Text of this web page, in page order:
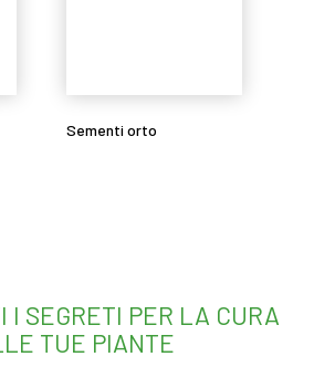
Sementi orto
I SEGRETI PER LA CURA
TUE PIANTE